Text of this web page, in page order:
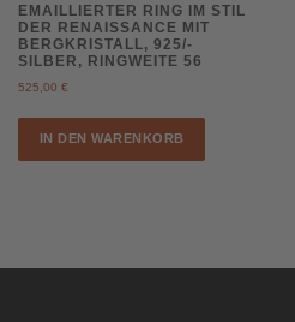
EMAILLIERTER RING IM STIL
DER RENAISSANCE MIT
BERGKRISTALL, 925/-
SILBER, RINGWEITE 56
525,00 €
IN DEN WARENKORB